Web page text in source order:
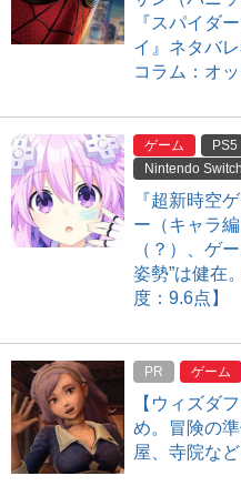
『スパイダ
イ』ネタバ
コラム：オッ
ゲーム PS5
Nintendo Switch
『超新時空
ー（キャラ
（？）、ゲ
姿勢”は健在
度：9.6点】
PR ゲーム
【ウィズダ
め。冒険の
屋、寺院な